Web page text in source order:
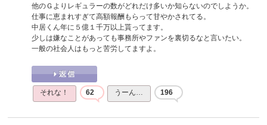
他のＧよりレギュラーの数がどれだけ多いか知らないのでしようか。
仕事に恵まれすぎて高額報酬もらって甘やかされてる。
中居くん年に５億１千万以上貰ってます。
少しは嫌なことがあっても事務所やファンを裏切るなと言いたい。
一般の社会人はもっと苦労してますよ。
それな！ 62 うーん… 196